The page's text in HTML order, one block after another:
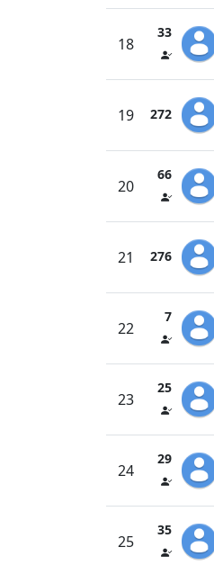
18
33
19 272
20
66
21 276
22
7
23
25
24
29
25
35